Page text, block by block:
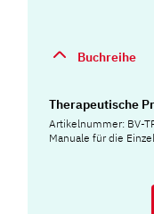
Buchreihe
Therapeutische
Artikelnummer: BV-
Manuale für die